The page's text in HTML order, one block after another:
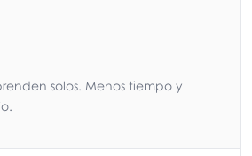
solos. Menos tiempo y